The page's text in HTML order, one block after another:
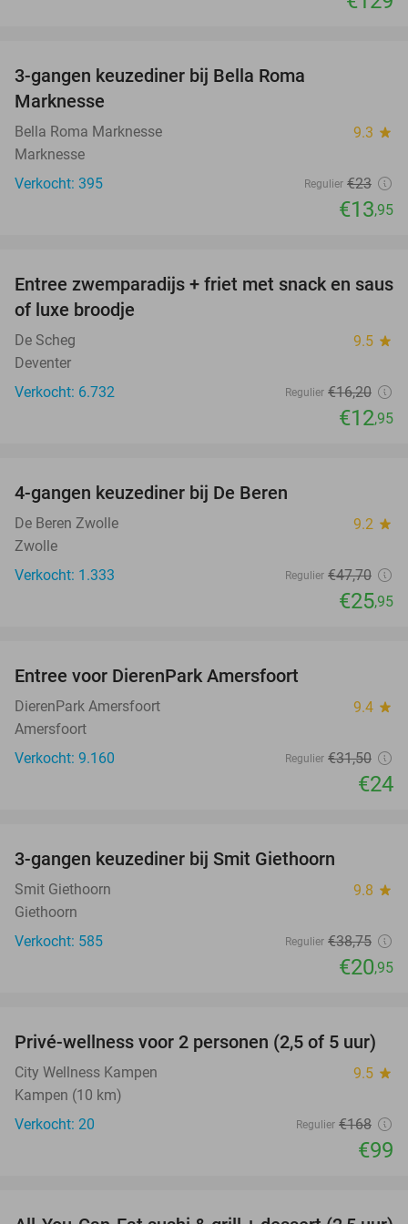
3-gangen keuzediner bij Bella Roma
Marknesse
Bella Roma Marknesse 9.3 star
Marknesse
Verkocht: 395
Regulier €23
€13,95
20%
Entree zwemparadijs + friet met snack en saus
of luxe broodje
De Scheg 9.5 star
Deventer
Verkocht: 6.732
Regulier €16,20
€12,95
4-gangen keuzediner bij De Beren
De Beren Zwolle 9.2 star
Zwolle
Verkocht: 1.333
Regulier €47,70
€25,95
Entree voor DierenPark Amersfoort
DierenPark Amersfoort 9.4 star
Amersfoort
Verkocht: 9.160
Regulier €31,50
€24
3-gangen keuzediner bij Smit Giethoorn
Smit Giethoorn 9.8 star
Giethoorn
Verkocht: 585
Regulier €38,75
€20,95
41%
Privé-wellness voor 2 personen (2,5 of 5 uur)
City Wellness Kampen 9.5 star
Kampen (10 km)
Verkocht: 20
Regulier €168
€99